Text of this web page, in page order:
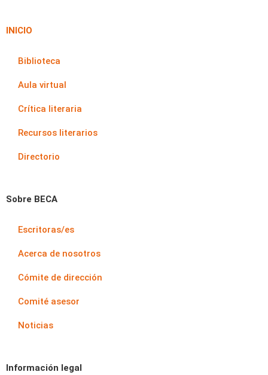
INICIO
Biblioteca
Aula virtual
Crítica literaria
Recursos literarios
Directorio
Sobre BECA
Escritoras/es
Acerca de nosotros
Cómite de dirección
Comité asesor
Noticias
Información legal